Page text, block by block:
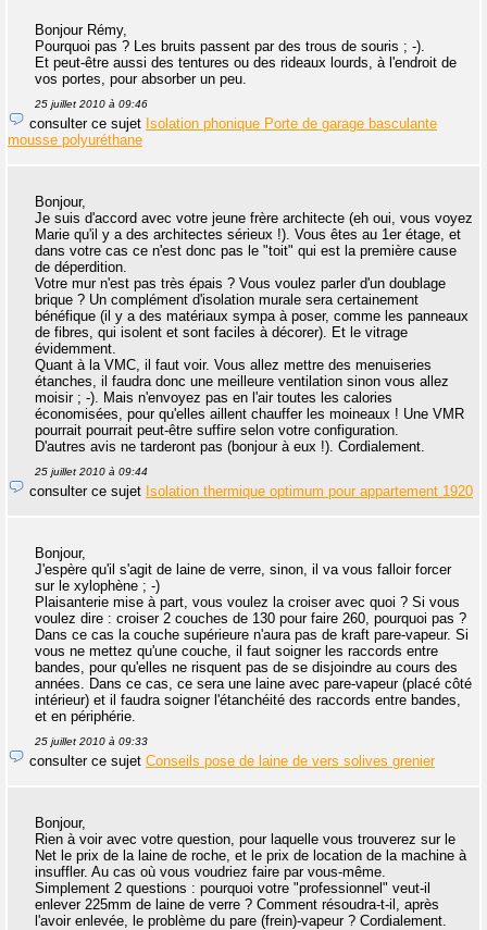
Bonjour Rémy,
Pourquoi pas ? Les bruits passent par des trous de souris ; -).
Et peut-être aussi des tentures ou des rideaux lourds, à l'endroit de
vos portes, pour absorber un peu.
25 juillet 2010 à 09:46
consulter ce sujet Isolation phonique Porte de garage basculante
mousse polyuréthane
Bonjour,
Je suis d'accord avec votre jeune frère architecte (eh oui, vous voyez
Marie qu'il y a des architectes sérieux !). Vous êtes au 1er étage, et
dans votre cas ce n'est donc pas le "toit" qui est la première cause
de déperdition.
Votre mur n'est pas très épais ? Vous voulez parler d'un doublage
brique ? Un complément d'isolation murale sera certainement
bénéfique (il y a des matériaux sympa à poser, comme les panneaux
de fibres, qui isolent et sont faciles à décorer). Et le vitrage
évidemment.
Quant à la VMC, il faut voir. Vous allez mettre des menuiseries
étanches, il faudra donc une meilleure ventilation sinon vous allez
moisir ; -). Mais n'envoyez pas en l'air toutes les calories
économisées, pour qu'elles aillent chauffer les moineaux ! Une VMR
pourrait pourrait peut-être suffire selon votre configuration.
D'autres avis ne tarderont pas (bonjour à eux !). Cordialement.
25 juillet 2010 à 09:44
consulter ce sujet Isolation thermique optimum pour appartement 1920
Bonjour,
J'espère qu'il s'agit de laine de verre, sinon, il va vous falloir forcer
sur le xylophène ; -)
Plaisanterie mise à part, vous voulez la croiser avec quoi ? Si vous
voulez dire : croiser 2 couches de 130 pour faire 260, pourquoi pas ?
Dans ce cas la couche supérieure n'aura pas de kraft pare-vapeur. Si
vous ne mettez qu'une couche, il faut soigner les raccords entre
bandes, pour qu'elles ne risquent pas de se disjoindre au cours des
années. Dans ce cas, ce sera une laine avec pare-vapeur (placé côté
intérieur) et il faudra soigner l'étanchéité des raccords entre bandes,
et en périphérie.
25 juillet 2010 à 09:33
consulter ce sujet Conseils pose de laine de vers solives grenier
Bonjour,
Rien à voir avec votre question, pour laquelle vous trouverez sur le
Net le prix de la laine de roche, et le prix de location de la machine à
insuffler. Au cas où vous voudriez faire par vous-même.
Simplement 2 questions : pourquoi votre "professionnel" veut-il
enlever 225mm de laine de verre ? Comment résoudra-t-il, après
l'avoir enlevée, le problème du pare (frein)-vapeur ? Cordialement.